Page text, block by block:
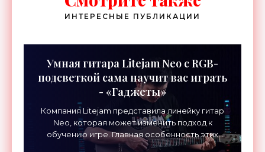
ИНТЕРЕСНЫЕ ПУБЛИКАЦИИ
Умная гитара Litejam Neo с RGB-
подсветкой сама научит вас играть
- «Гаджеты»
Компания Litejam представила линейку гитар
Neo, которая может изменить подход к
обучению игре. Главная особенность этих
инструментов – встроенная RGB-подсветка